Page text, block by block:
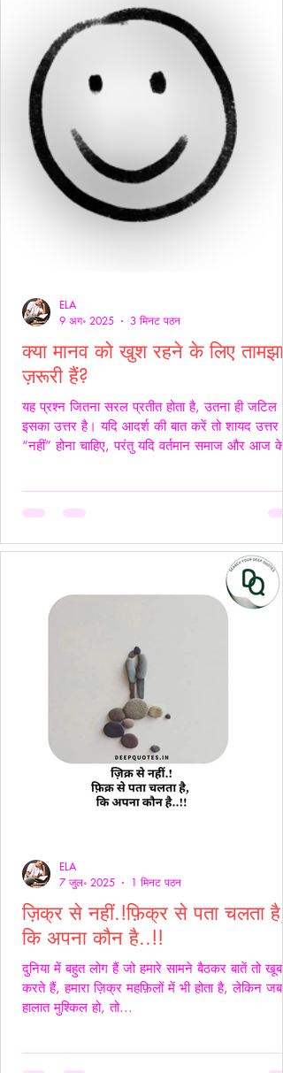
क्या मानव को खुश रहने के लिए तामझाम
ज़रूरी हैं?
यह प्रश्न जितना सरल प्रतीत होता है, उतना ही जटिल
इसका उत्तर है। यदि आदर्श की बात करें तो शायद उत्तर
“नहीं” होना चाहिए, परंतु यदि वर्तमान समाज और आज के
98% समस्याओं का केंद्र बिंदु पैसा बन चुका है। चाहे वह
सम्मान हो, सुरक्षा हो, शिक्षा हो या स्वास्थ्य हर समस्या का
समाधान धन से जोड़कर देखा जाता है। यह स्थिति यूँ ही
ELA
9 अग॰ 2025
3 मिनट पठन
ज़िक्र से नहीं.!फ़िक्र से पता चलता है,
कि अपना कौन है..!!
दुनिया में बहुत लोग हैं जो हमारे सामने बैठकर बातें तो खूब
करते हैं, हमारा ज़िक्र महफ़िलों में भी होता है, लेकिन जब
हालात मुश्किल हो, तो...
ELA
7 जुल॰ 2025
1 मिनट पठन